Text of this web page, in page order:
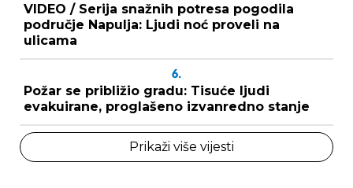
VIDEO / Serija snažnih potresa pogodila
područje Napulja: Ljudi noć proveli na
ulicama
6.
Požar se približio gradu: Tisuće ljudi
evakuirane, proglašeno izvanredno stanje
Prikaži više vijesti